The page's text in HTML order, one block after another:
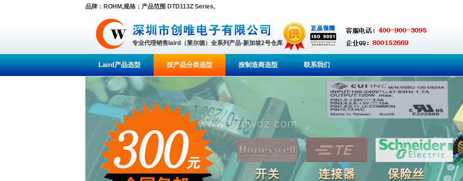
品牌：ROHM,规格：产品范围 DTD113Z Series,
专业代理销售laird（莱尔德）全系列产品-新加坡2号仓库
Laird产品选型 按产品分类选型 按制造商选型 联系我们